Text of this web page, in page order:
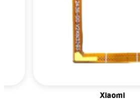
Xiaomi